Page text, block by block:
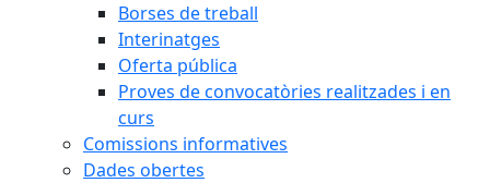
Borses de treball
Interinatges
Oferta pública
Proves de convocatòries realitzades i en
curs
Comissions informatives
Dades obertes